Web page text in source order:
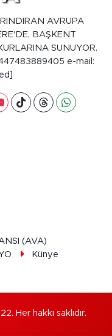
AVRUPA
BAŞKENT
SUNUYOR.
e-mail:
(AVA)
Künye
Her hakkı saklıdır.